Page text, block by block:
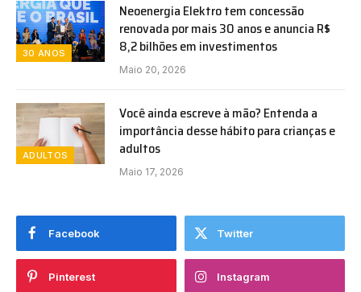
30 ANOS
Neoenergia Elektro tem concessão
renovada por mais 30 anos e anuncia R$
8,2 bilhões em investimentos
Maio 20, 2026
ADULTOS
Você ainda escreve à mão? Entenda a
importância desse hábito para crianças e
adultos
Maio 17, 2026
Facebook Twitter
Pinterest Instagram